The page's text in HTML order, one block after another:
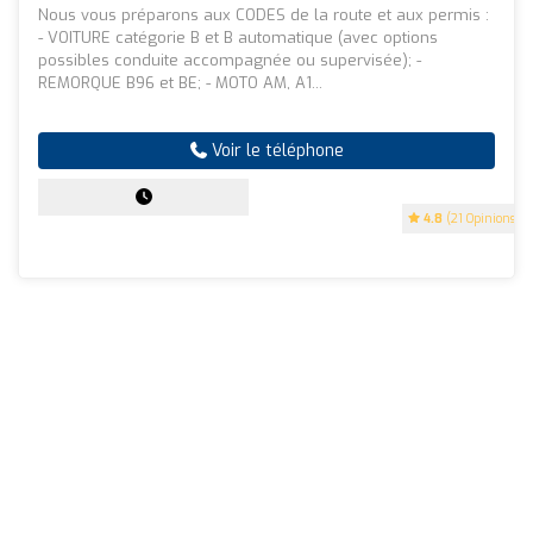
4.8 (21 Opinions)
Nous vous préparons aux CODES de la route et aux permis :
- VOITURE catégorie B et B automatique (avec options
possibles conduite accompagnée ou supervisée); -
REMORQUE B96 et BE; - MOTO AM, A1...
Voir le téléphone